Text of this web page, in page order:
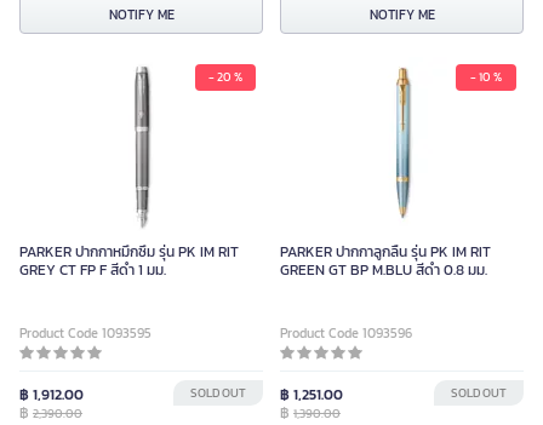
NOTIFY ME NOTIFY ME
- 20 %
PARKER ปากกาหมึกซึม รุ่น PK IM RIT
GREY CT FP F สีดำ 1 มม.
Product Code 1093595
฿ 1,912.00
฿ 2,390.00
SOLD OUT
- 10 %
PARKER ปากกาลูกลื่น รุ่น PK IM RIT
GREEN GT BP M.BLU สีดำ 0.8 มม.
Product Code 1093596
฿ 1,251.00
฿ 1,390.00
SOLD OUT